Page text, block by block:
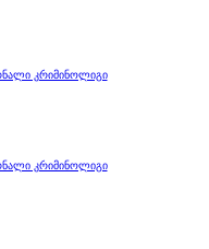
კრიმინოლიგი
კრიმინოლიგი